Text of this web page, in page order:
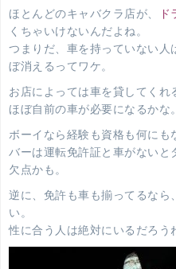
ほとんどのキャバクラ店が、
くちゃいけないんだよね。
つまりだ、車を持っていない人
ぼ消えるってワケ。
お店によっては車を貸してく
ほぼ自前の車が必要になるかな。
ボーイなら経験も資格も何にも
バーは運転免許証と車がないと
欠点かも。
逆に、免許も車も揃ってるなら
い。
性に合う人は絶対にいるだろう